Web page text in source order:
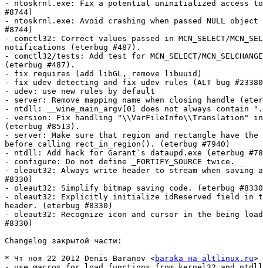
- ntoskrnl.exe: Fix a potential uninitialized access
#8744)
- ntoskrnl.exe: Avoid crashing when passed NULL
#8744)
- comctl32: Correct values passed in MCN_SELECT/
notifications (eterbug #487).
- comctl32/tests: Add test for MCN_SELECT/
(eterbug #487).
- fix requires (add libGL, remove libuuid)
- fix udev detecting and fix udev rules (ALT bug
- udev: use new rules by default
- server: Remove mapping name when closing handle
- ntdll: __wine_main_argv[0] does not always contain
- version: Fix handling "\\VarFileInfo\\Translation" in
(eterbug #8513).
- server: Make sure that region and rectangle have
before calling rect_in_region(). (eterbug #7940)
- ntdll: Add hack for Garant`s dataupd.exe (eterbug
- configure: Do not define _FORTIFY_SOURCE twice.
- oleaut32: Always write header to stream when
#8330)
- oleaut32: Simplify bitmap saving code. (eterbug
- oleaut32: Explicitly initialize idReserved field in
header. (eterbug #8330)
- oleaut32: Recognize icon and cursor in the being
#8330)
Changelog закрытой части:
* Чт ноя 22 2012 Denis Baranov <baraka на altlinux.ru>